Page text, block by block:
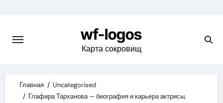
content
wf-logos
Карта сокровищ
Главная
Uncategorised
Глафира Тарханова — биография и карьера актрисы,